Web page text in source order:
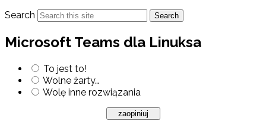
Search
Search
Microsoft Teams dla Linuksa
To jest to!
Wolne żarty…
Wolę inne rozwiązania